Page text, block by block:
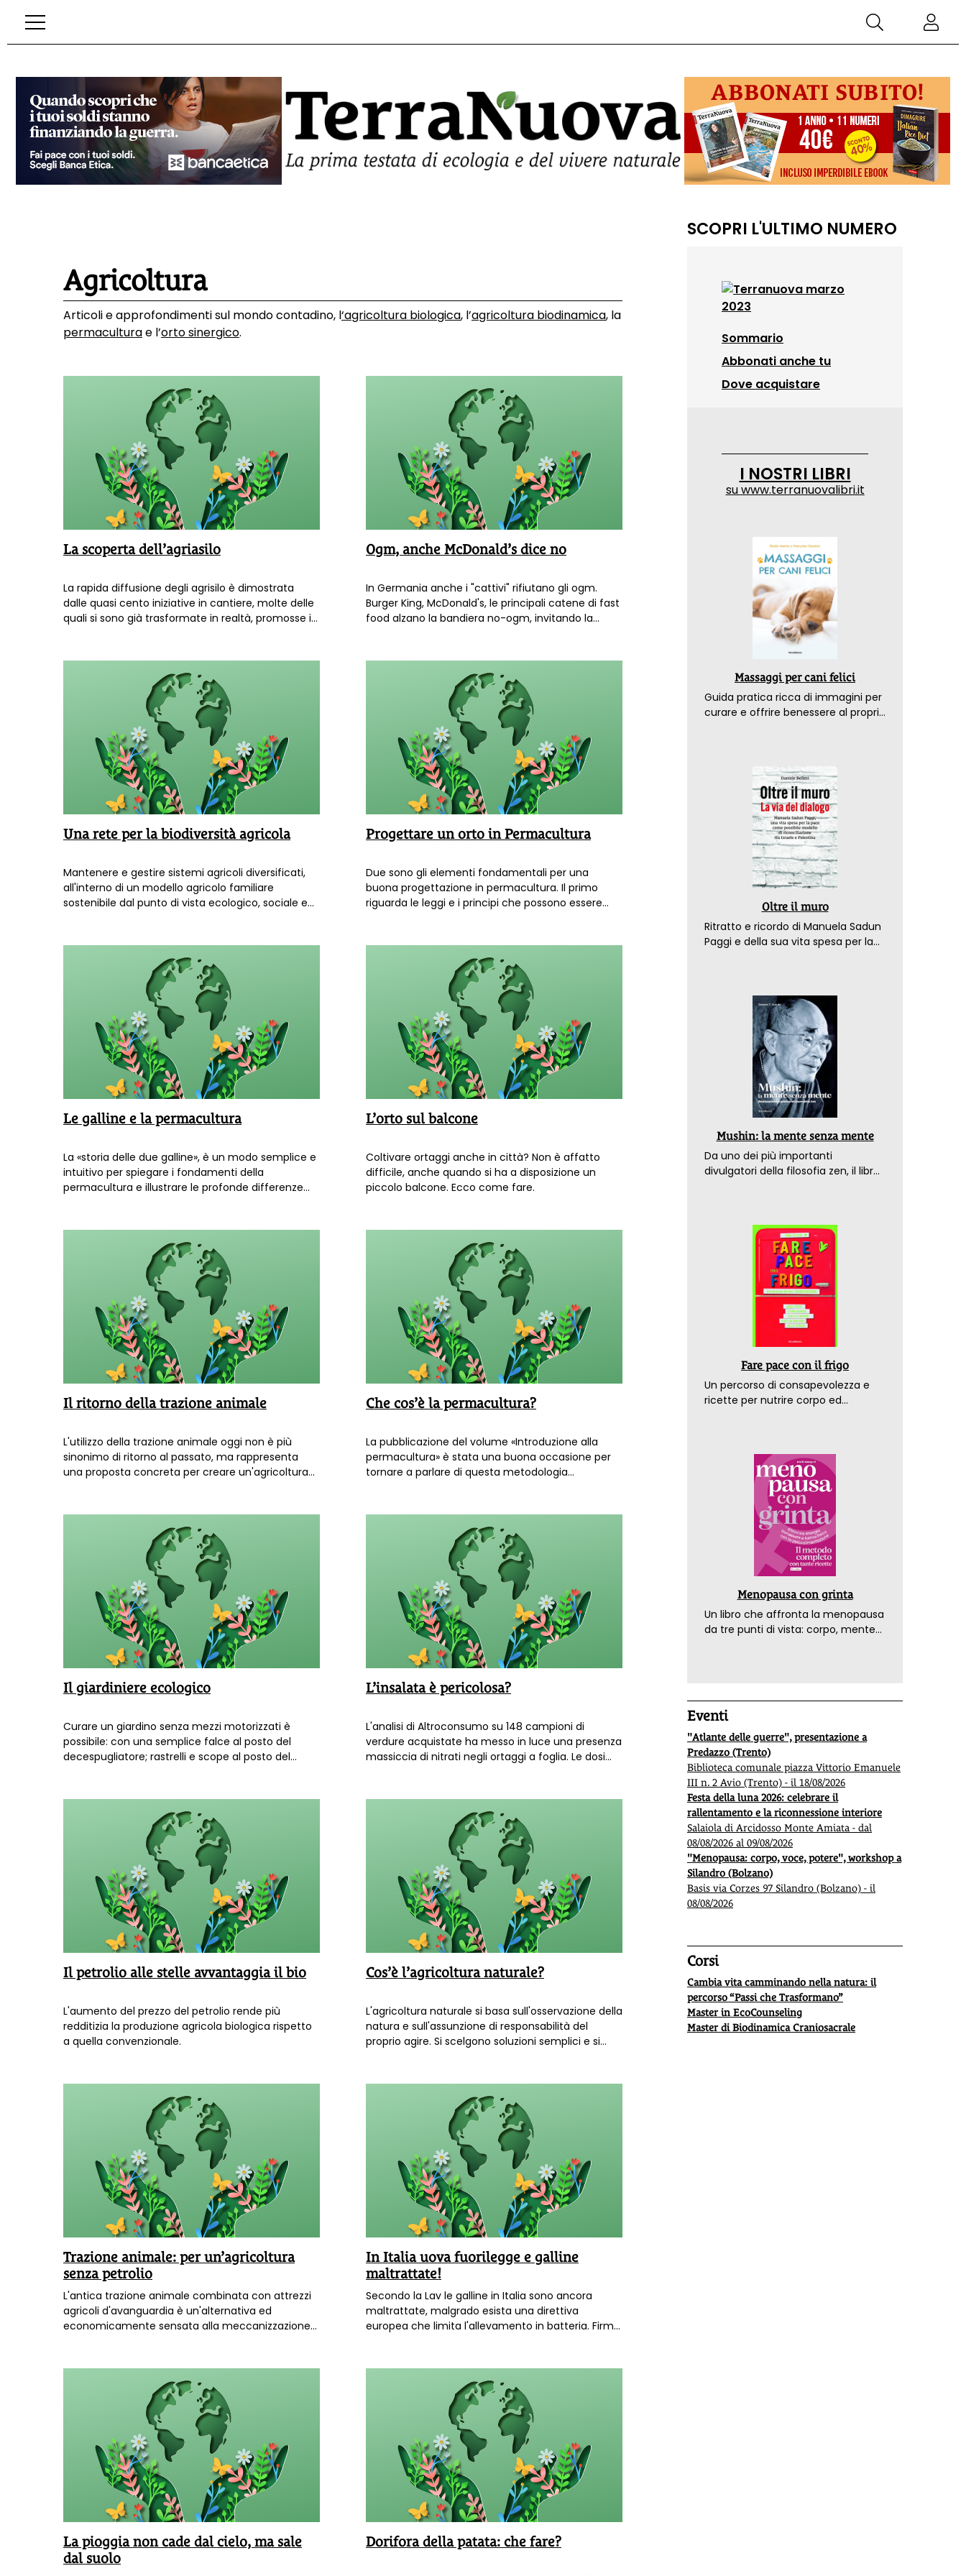
Agricoltura
Articoli e approfondimenti sul mondo contadino, l‘agricoltura biologica, l’agricoltura biodinamica, la
permaculturae l’orto sinergico.
La scoperta dell’agriasilo
La rapida diffusione degli agrisilo è dimostrata
dalle quasi cento iniziative in cantiere, molte delle
quali si sono già trasformate in realtà, promosse in
Ogm, anche McDonald’s dice no
In Germania anche i "cattivi" rifiutano gli ogm.
Burger King, McDonald's, le principali catene di fast
food alzano la bandiera no-ogm, invitando la
Una rete per la biodiversità agricola
Mantenere e gestire sistemi agricoli diversificati,
all'interno di un modello agricolo familiare
sostenibile dal punto di vista ecologico, sociale ed
Progettare un orto in Permacultura
Due sono gli elementi fondamentali per una
buona progettazione in permacultura. Il primo
riguarda le leggi e i principi che possono essere
tecniche pratiche, che cambiano a seconda del
clima e della cultura del luogo. Per saperne di più
consulta anche i libri di Terra Nuova dedicati alla
Le galline e la permacultura
La «storia delle due galline», è un modo semplice e
intuitivo per spiegare i fondamenti della
permacultura e illustrare le profonde differenze
L’orto sul balcone
Coltivare ortaggi anche in città? Non è affatto
difficile, anche quando si ha a disposizione un
piccolo balcone. Ecco come fare.
Il ritorno della trazione animale
L'utilizzo della trazione animale oggi non è più
sinonimo di ritorno al passato, ma rappresenta
una proposta concreta per creare un'agricoltura
Che cos’è la permacultura?
La pubblicazione del volume «Introduzione alla
permacultura» è stata una buona occasione per
tornare a parlare di questa metodologia
è diventato un vero e proprio punto di riferimento
per coloro che vogliono approfondire le proprie
conoscenze in merito. Scopri il libroPer saperne di
più e rimanere sempre aggiornato consulta anche
della permacultura.
Il giardiniere ecologico
Curare un giardino senza mezzi motorizzati è
possibile: con una semplice falce al posto del
decespugliatore; rastrelli e scope al posto del
una filosofia di vita.
L’insalata è pericolosa?
L'analisi di Altroconsumo su 148 campioni di
verdure acquistate ha messo in luce una presenza
massiccia di nitrati negli ortaggi a foglia. Le dosi
Il petrolio alle stelle avvantaggia il bio
L'aumento del prezzo del petrolio rende più
redditizia la produzione agricola biologica rispetto
a quella convenzionale.
Cos’è l’agricoltura naturale?
L'agricoltura naturale si basa sull'osservazione della
natura e sull'assunzione di responsabilità del
proprio agire. Si scelgono soluzioni semplici e si
QUI le ulltime notizie sull'agricoltura naturale,
biologica e sinergica.
Trazione animale: per un’agricoltura
senza petrolio
L'antica trazione animale combinata con attrezzi
agricoli d'avanguardia è un'alternativa ed
economicamente sensata alla meccanizzazione
medie dimensioni.
In Italia uova fuorilegge e galline
maltrattate!
Secondo la Lav le galline in Italia sono ancora
maltrattate, malgrado esista una direttiva
europea che limita l'allevamento in batteria. Firma
La pioggia non cade dal cielo, ma sale
dal suolo
Dorifora della patata: che fare?
SCOPRI L'ULTIMO NUMERO
Sommario
Abbonati anche tu
Dove acquistare
I NOSTRI LIBRI
suwww.terranuovalibri.it
Massaggi per cani felici
Guida pratica ricca di immagini per
curare e offrire benessere al proprio
Oltre il muro
Ritratto e ricordo di Manuela Sadun
Paggi e della sua vita spesa per la
Mushin: la mente senza mente
Da uno dei più importanti
divulgatori della filosofia zen, il libro
Fare pace con il frigo
Un percorso di consapevolezza e
ricette per nutrire corpo ed
Menopausa con grinta
Un libro che affronta la menopausa
da tre punti di vista: corpo, mente
Eventi
"Atlante delle guerre", presentazione a
Predazzo (Trento)
Biblioteca comunale piazza Vittorio Emanuele
III n. 2 Avio (Trento) - il 18/08/2026
Festa della luna 2026: celebrare il
rallentamento e la riconnessione interiore
Salaiola di Arcidosso Monte Amiata - dal
08/08/2026 al 09/08/2026
"Menopausa: corpo, voce, potere", workshop a
Silandro (Bolzano)
Basis via Corzes 97 Silandro (Bolzano) - il
08/08/2026
Corsi
Cambia vita camminando nella natura: il
percorso “Passi che Trasformano”
Master in EcoCounseling
Master di Biodinamica Craniosacrale